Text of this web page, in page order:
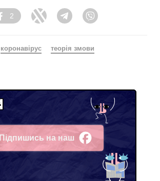
Facebook
2
Twitter Telegram
коронавірус теорія змови
Підпишись на наш
Facebook